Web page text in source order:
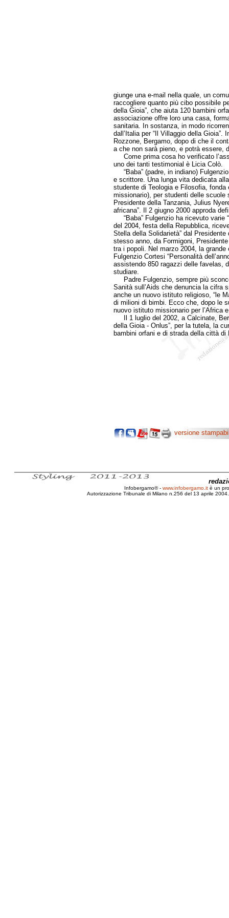
giunge una e-mail nella quale, un
raccogliere quanto più cibo possibile
della Gioia”, che aiuta 120 bambini
associazione offre loro una casa,
sanitaria. In sostanza, in modo
dall’Italia per “Il Villaggio della
Rozzone, Bergamo, dopo di che il
a che non sarà pieno, e potrà essere,
Come prima cosa ho verificato
uno dei tanti testimonial è Licia Colò.
“Baba” (padre, in indiano)
e scrittore. Una lunga vita dedicata
studente di Teologia e Filosofia, fonda
missionario), per studenti delle
Presidente della Tanzania, Julius
africana”. Il 2 giugno 2000 approda
“Baba” Fulgenzio ha ricevuto varie
del 2004, festa della Repubblica,
Stella della Solidarietà” dal
stesso anno, da Formigoni,
tra i popoli. Nel marzo 2004, la
Fulgenzio Cortesi “Personalità
assistendo 850 ragazzi delle favelas,
studiare.
Padre Fulgenzio, sempre più
Sanità sull’Aids che denuncia la cifra
anche un nuovo istituto religioso, “le
di milioni di bimbi. Ecco che, dopo le
nuovo istituto missionario per l’Africa
Il 1 luglio del 2002, a Calcinate,
della Gioia - Onlus”, per la tutela, la
bambini orfani e di strada della città di
versione
Infobergamo® - www.infobergamo.it è un
Autorizzazione Tribunale di Milano n.256 del 13 aprile